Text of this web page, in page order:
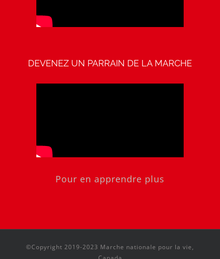
DEVENEZ UN PARRAIN DE LA MARCHE
Pour en apprendre plus
©Copyright 2019-2023 Marche nationale pour la vie,